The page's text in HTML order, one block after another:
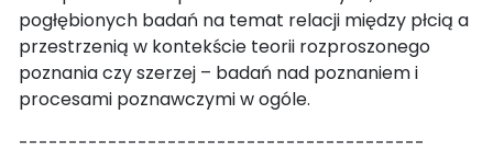
pogłębionych badań na temat relacji między płcią a
przestrzenią w kontekście teorii rozproszonego
poznania czy szerzej – badań nad poznaniem i
procesami poznawczymi w ogóle.